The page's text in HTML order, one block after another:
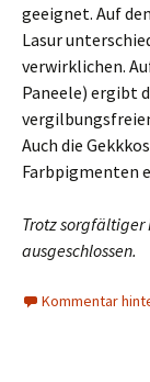
geeignet. Auf
Lasur
verwirklichen.
Paneele) ergibt
Auch die
Farbpigmenten
Trotz sorgfältiger
ausgeschlossen.
Kommentar